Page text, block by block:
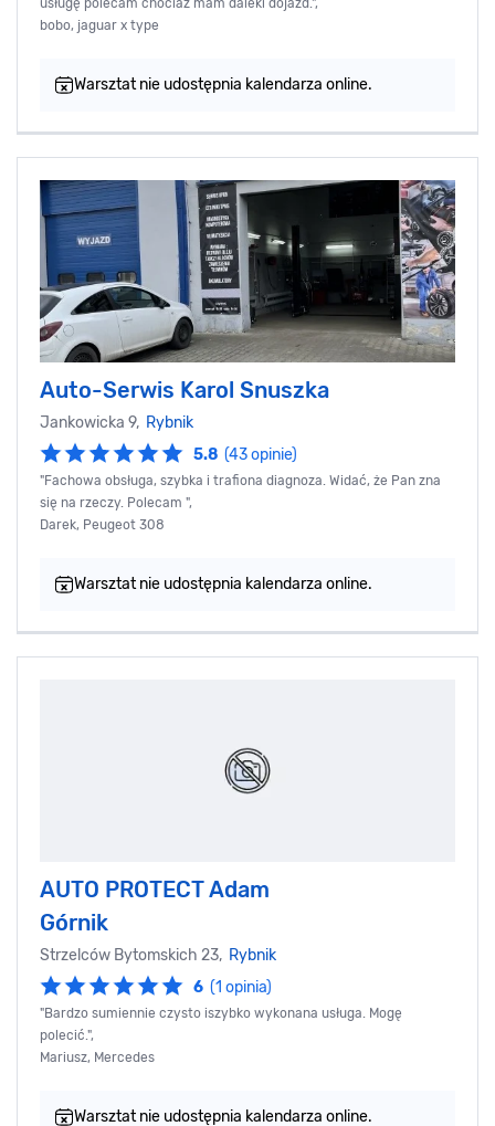
bobo, jaguar x type
Warsztat nie udostępnia kalendarza online.
Auto-Serwis Karol Snuszka
Jankowicka 9, Rybnik
5.8 (43 opinie)
"Fachowa obsługa, szybka i trafiona diagnoza. Widać, że Pan zna
się na rzeczy. Polecam ",
Darek, Peugeot 308
Warsztat nie udostępnia kalendarza online.
AUTO PROTECT Adam
Górnik
Strzelców Bytomskich 23, Rybnik
6 (1 opinia)
"Bardzo sumiennie czysto iszybko wykonana usługa. Mogę
polecić.",
Mariusz, Mercedes
Warsztat nie udostępnia kalendarza online.